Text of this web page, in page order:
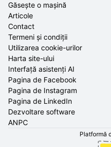
Găsește o mașină
Articole
Contact
Termeni și condiții
Utilizarea cookie-urilor
Harta site-ului
Interfață asistenți AI
Pagina de Facebook
Pagina de Instagram
Pagina de LinkedIn
Dezvoltare software
ANPC
Platformă